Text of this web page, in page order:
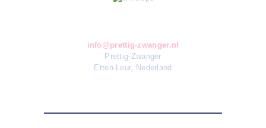
info@prettig-zwanger.nl
Prettig-Zwanger
Etten-Leur, Nederland